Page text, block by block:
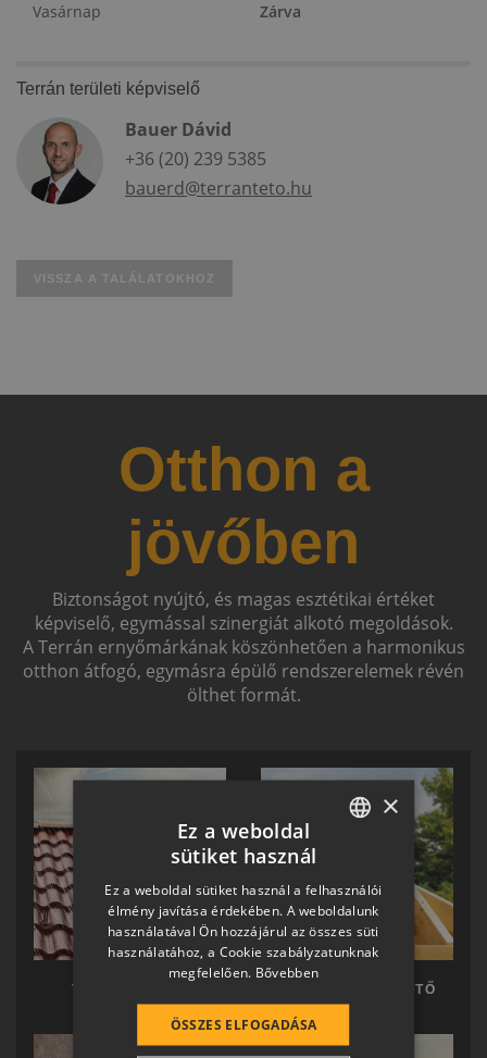
Vasárnap
Zárva
Terrán területi képviselő
Bauer Dávid
+36 (20) 239 5385
bauerd@terranteto.hu
VISSZA A TALÁLATOKHOZ
Otthon a
jövőben
Biztonságot nyújtó, és magas esztétikai értéket
képviselő, egymással szinergiát alkotó megoldások.
A Terrán ernyőmárkának köszönhetően a harmonikus
otthon átfogó, egymásra épülő rendszerelemek révén
ölthet formát.
TERRÁN TETŐ TERRÁN KÉSZTETŐ
HUNGARIAN
SLOVAK
GERMAN
ROMANIAN
CROATIAN
×
Ez a weboldal
sütiket használ
Ez a weboldal sütiket használ a felhasználói
élmény javítása érdekében. A weboldalunk
használatával Ön hozzájárul az összes süti
használatához, a Cookie szabályzatunknak
megfelelően. Bővebben
ÖSSZES ELFOGADÁSA